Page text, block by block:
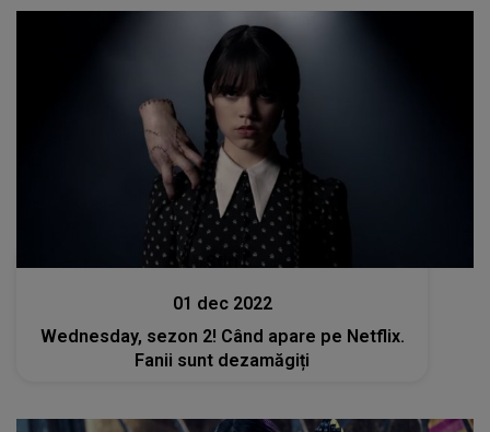
Stiri
01 dec 2022
Wednesday, sezon 2! Când apare pe Netflix.
Fanii sunt dezamăgiți